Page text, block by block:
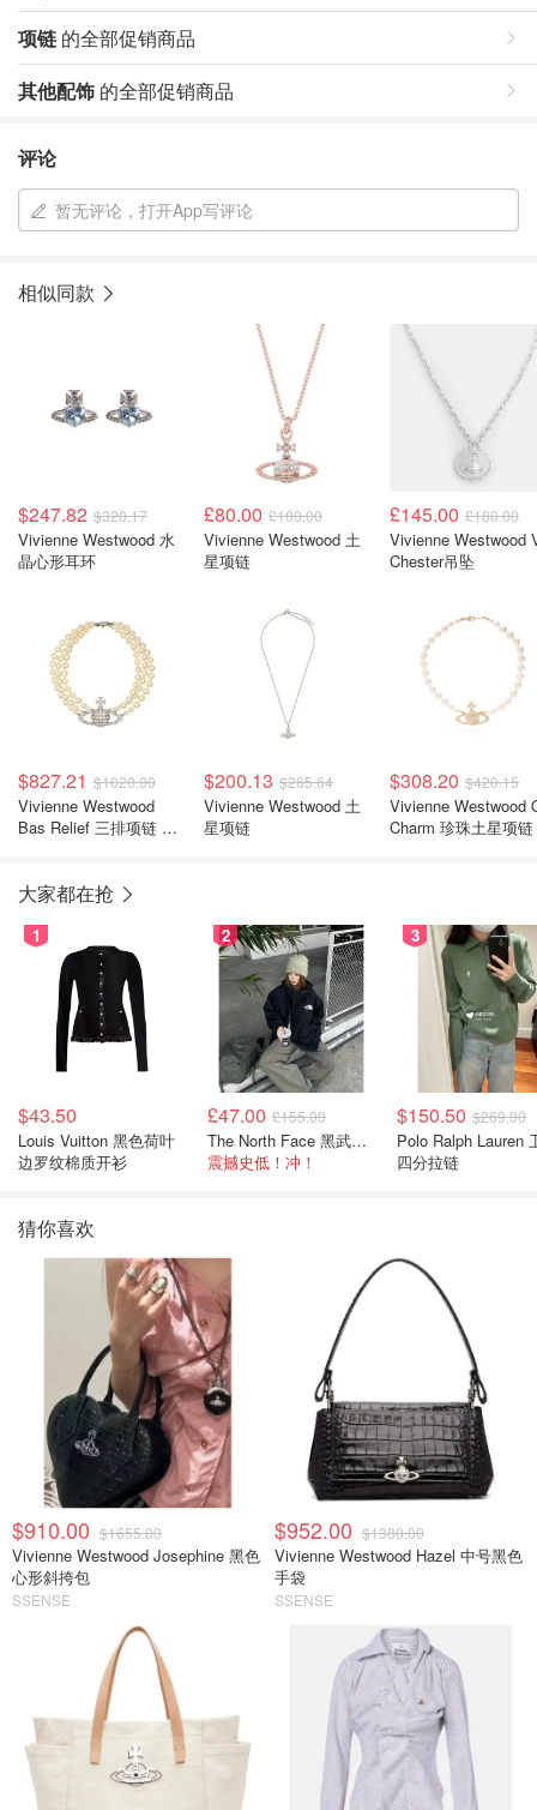
项链 的全部促销商品
其他配饰 的全部促销商品
评论
暂无评论，打开App写评论
相似同款
$247.82 $320.17
Vivienne Westwood 水
晶心形耳环
£80.00 £100.00
Vivienne Westwood 土
星项链
£145.00 £180.00
Vivienne Westwood
Chester吊坠
$827.21 $1020.00
Vivienne Westwood
Bas Relief 三排项链 镶
$200.13 $265.64
Vivienne Westwood 土
星项链
$308.20 $420.15
Vivienne Westwood
Charm 珍珠土星项链
大家都在抢
1
$43.50
Louis Vuitton 黑色荷叶
边罗纹棉质开衫
2
£47.00 £155.00
The North Face 黑武士冲锋衣
震撼史低！冲！
3
$150.50 $269.00
Polo Ralph Lauren 卫衣
四分拉链
猜你喜欢
$910.00 $1655.00
Vivienne Westwood Josephine 黑色
心形斜挎包
SSENSE
$952.00 $1380.00
Vivienne Westwood Hazel 中号黑色
手袋
SSENSE